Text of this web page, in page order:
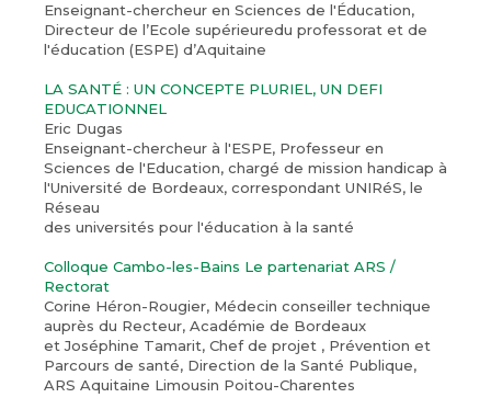
Enseignant-chercheur en Sciences de l'Éducation,
Directeur de l’Ecole supérieuredu professorat et de
l'éducation (ESPE) d’Aquitaine
LA SANTÉ : UN CONCEPTE PLURIEL, UN DEFI
EDUCATIONNEL
Eric Dugas
Enseignant-chercheur à l'ESPE, Professeur en
Sciences de l'Education, chargé de mission handicap à
l'Université de Bordeaux, correspondant UNIRéS, le
Réseau
des universités pour l'éducation à la santé
Colloque Cambo-les-Bains Le partenariat ARS /
Rectorat
Corine Héron-Rougier, Médecin conseiller technique
auprès du Recteur, Académie de Bordeaux
et Joséphine Tamarit, Chef de projet , Prévention et
Parcours de santé, Direction de la Santé Publique,
ARS Aquitaine Limousin Poitou-Charentes